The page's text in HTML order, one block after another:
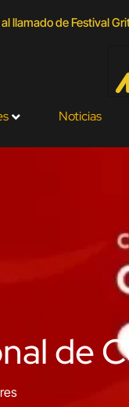
llamado de Festival
Noticias
de